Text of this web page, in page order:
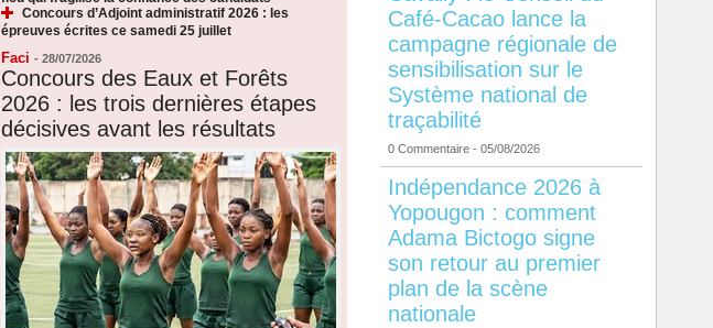
Concours d’Adjoint administratif 2026 : les
épreuves écrites ce samedi 25 juillet
Faci - 28/07/2026
Concours des Eaux et Forêts
2026 : les trois dernières étapes
décisives avant les résultats
Café-Cacao lance la
campagne régionale de
sensibilisation sur le
Système national de
traçabilité
0 Commentaire - 05/08/2026
Indépendance 2026 à
Yopougon : comment
Adama Bictogo signe
son retour au premier
plan de la scène
nationale